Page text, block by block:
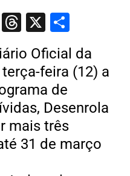
Telegram
Threads
X
Oficial da
feira (12) a
de
Desenrola
mais três
31 de março